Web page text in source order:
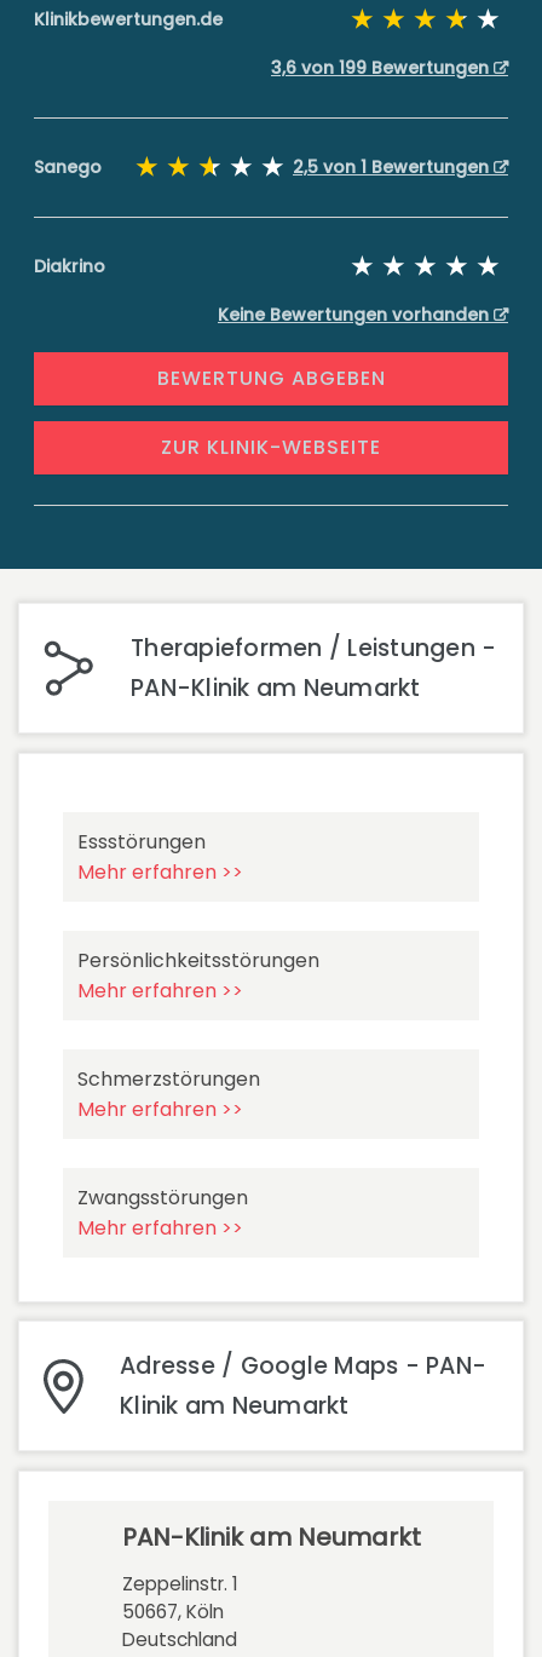
Klinikbewertungen.de
3,6 von 199 Bewertungen
Sanego 2,5 von 1 Bewertungen
Diakrino
Keine Bewertungen vorhanden
BEWERTUNG ABGEBEN
ZUR KLINIK-WEBSEITE
Therapieformen / Leistungen -
PAN-Klinik am Neumarkt
Essstörungen
Mehr erfahren >>
Persönlichkeitsstörungen
Mehr erfahren >>
Schmerzstörungen
Mehr erfahren >>
Zwangsstörungen
Mehr erfahren >>
Adresse / Google Maps - PAN-
Klinik am Neumarkt
PAN-Klinik am Neumarkt
Zeppelinstr. 1
50667, Köln
Deutschland